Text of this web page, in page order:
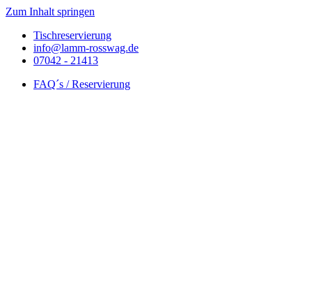
Zum Inhalt springen
Tischreservierung
info@lamm-rosswag.de
07042 - 21413
FAQ´s / Reservierung